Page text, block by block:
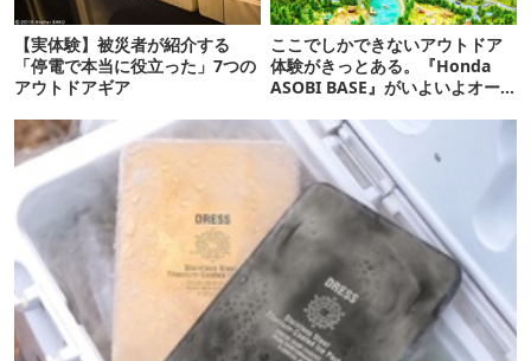
【実体験】被災者が紹介する
「停電で本当に役立った」7つの
アウトドアギア
ここでしかできないアウトドア
体験がきっとある。『Honda
ASOBI BASE』がいよいよオー